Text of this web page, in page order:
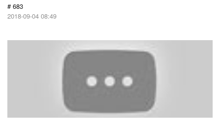
# 683
2018-09-04 08:49